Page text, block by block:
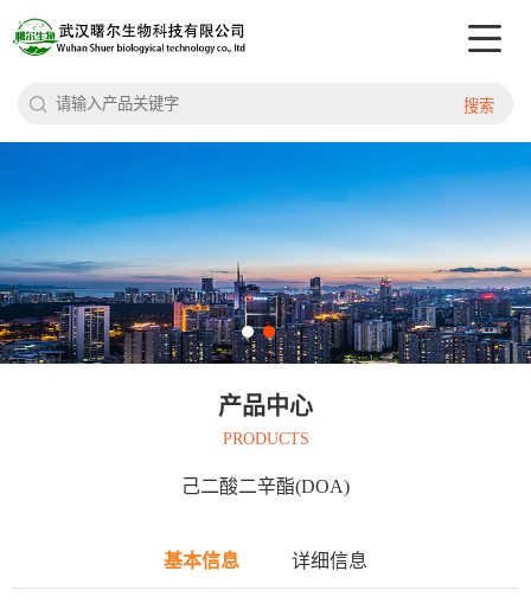
搜索
产品中心
PRODUCTS
己二酸二辛酯(DOA)
基本信息 详细信息